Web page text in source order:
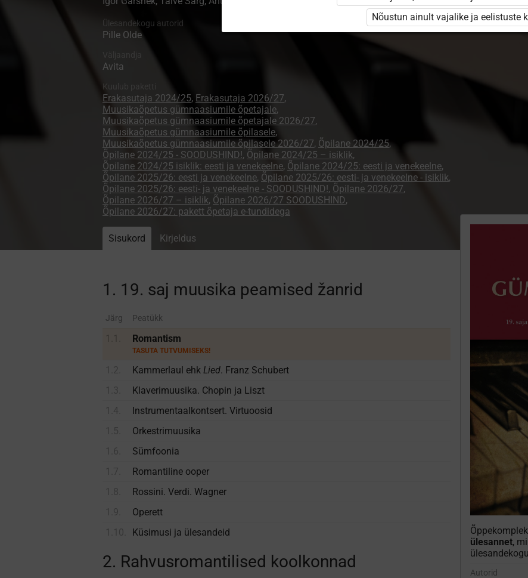
Ülesandekogu autorid
Pille Olde
Avita
Kuulub paketti
Erakasutaja 2024/25, Erakasutaja 2026/27,
Muusikaõpetus gümnaasiumile õpetajale,
Muusikaõpetus gümnaasiumile õpetajale 2026/27,
Muusikaõpetus gümnaasiumile õpilasele,
Muusikaõpetus gümnaasiumile õpilasele 2026/27, Õpilane 2024/25,
Õpilane 2024/25 - SOODUSHIND!, Õpilane 2024/25 – isiklik,
Õpilane 2024/25 isiklik: eesti ja venekeelne, Õpilane 2024/25: eesti ja venekeelne,
Õpilane 2025/26: eesti ja venekeelne, Õpilane 2025/26: eesti- ja venekeelne - isiklik,
Õpilane 2025/26: eesti- ja venekeelne - SOODUSHIND!, Õpilane 2026/27,
Õpilane 2026/27 – isiklik, Õpilane 2026/27 SOODUSHIND,
Õpilane 2026/27: pakett õpetaja e-tundidega
Sisukord Kirjeldus
1. 19. saj muusika peamised žanrid
Järg Peatükk
Romantism
TASUTA TUTVUMISEKS!
Kammer­laul ehk Lied. Franz Schubert
Klaveri­muusika. Chopin ja Liszt
Instrumentaal­kontsert. Virtuoosid
Orkestri­muusika
Sümfoonia
Romantiline ooper
Rossini. Verdi. Wagner
Operett
Küsimusi ja ülesandeid
2. Rahvusromantilised koolkonnad
ülesannet,
Autorid
Nõustun ainult vajalike ja eelistuste